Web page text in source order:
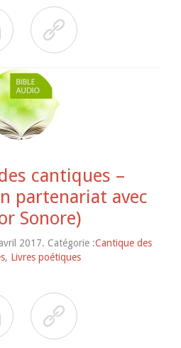

cantiques –
partenariat avec
Sonore)
2017. Catégorie :Cantique des
, Livres poétiques
